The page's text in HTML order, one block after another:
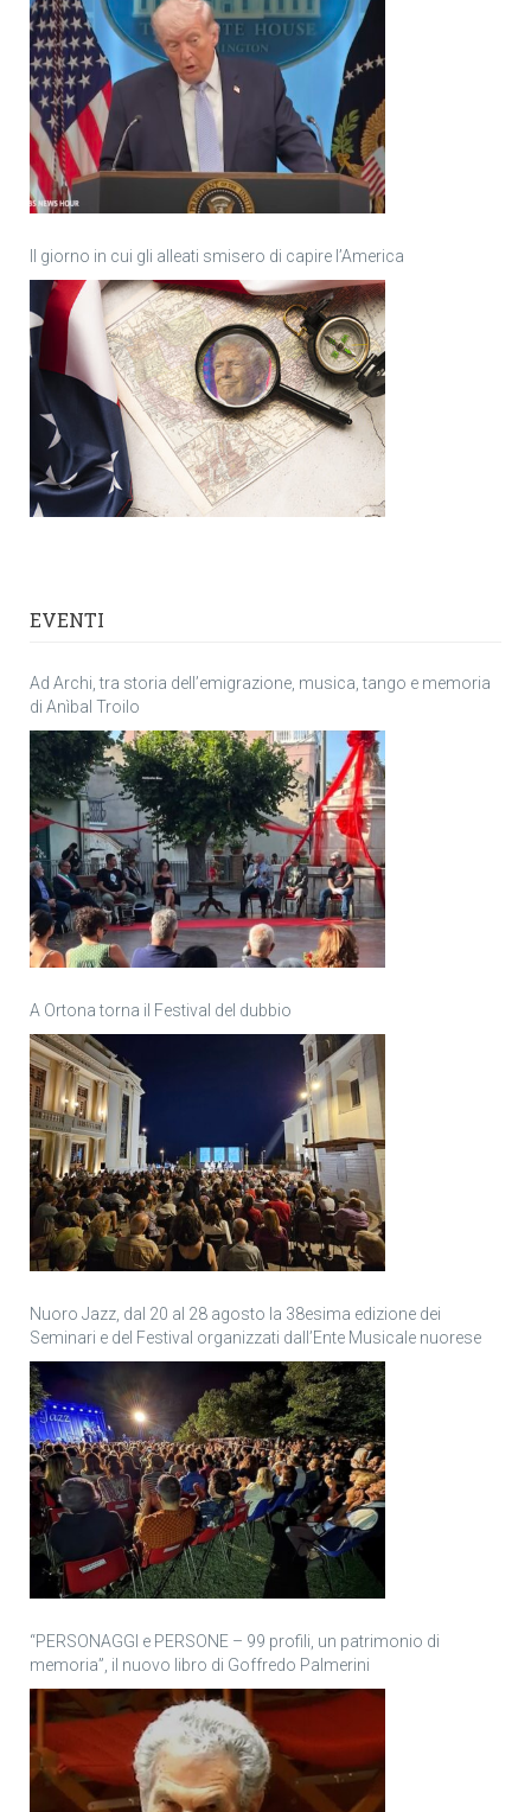
Il giorno in cui gli alleati smisero di capire l’America
EVENTI
Ad Archi, tra storia dell’emigrazione, musica, tango e memoria
di Anìbal Troilo
A Ortona torna il Festival del dubbio
Nuoro Jazz, dal 20 al 28 agosto la 38esima edizione dei
Seminari e del Festival organizzati dall’Ente Musicale nuorese
“PERSONAGGI e PERSONE – 99 profili, un patrimonio di
memoria”, il nuovo libro di Goffredo Palmerini